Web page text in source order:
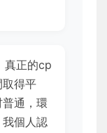
真正的cp
得平
通，環
個人認